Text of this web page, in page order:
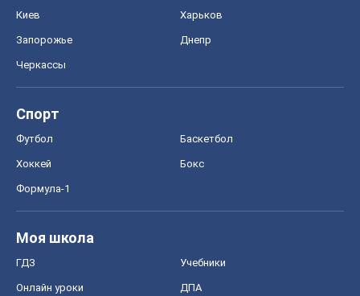
Киев Харьков
Запорожье Днепр
Черкассы
Спорт
Футбол Баскетбол
Хоккей Бокс
Формула-1
Моя школа
ГДЗ Учебники
Онлайн уроки ДПА